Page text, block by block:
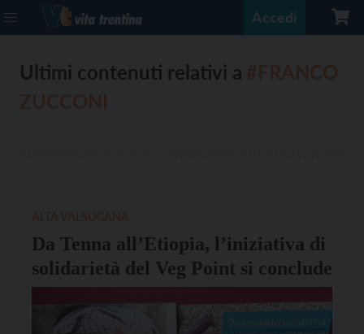
Accedi
Ultimi contenuti relativi a
Da Tenna all’Etiopia, l’iniziativa di
solidarietà del Veg Point si conclude